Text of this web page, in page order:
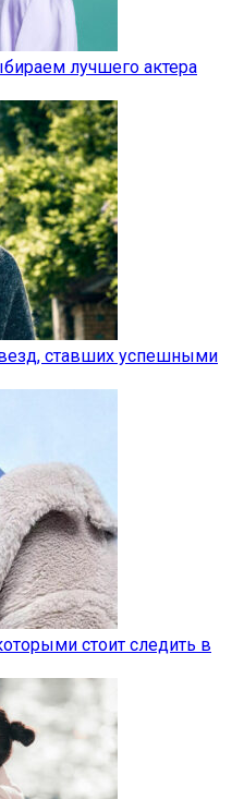
лучшего актера
ставших успешными
стоит следить в